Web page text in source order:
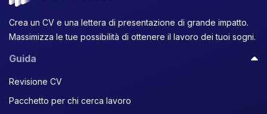
Crea un CV e una lettera di presentazione di grande impatto.
Massimizza le tue possibilità di ottenere il lavoro dei tuoi sogni.
Guida
Revisione CV
Pacchetto per chi cerca lavoro